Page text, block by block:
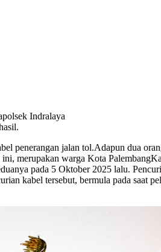
Indralaya
penerangan jalan tol.Adapun dua
merupakan warga Kota
pada 5 Oktober 2025 lalu.
kabel tersebut, bermula pada saat